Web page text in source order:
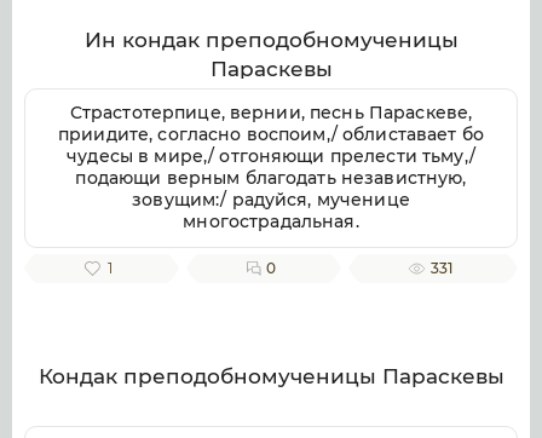
поживше, сподобимся благую кончину
христианскую улучити и Царствие Небесное
наследити. Ей, предстательнице наша благая!
Не посрами упования нашего, еже по Бозе и
Пресвятей Богородице крепкое на Тя
возлагаем, но буди нам ходатаица во
спасение, да сподобимся вкупе с тобою и
всеми святыми в радости блаженства
вечнаго славити во твоем заступлении
великую милость Бога нашего, Отца, и Сына,
и Святаго Духа, ныне и присно, и во веки
веков. Аминь.
Ин кондак преподобномученицы
Параскевы
Страстотерпице, вернии, песнь Параскеве,
приидите, согласно воспоим,/ облиставает бо
чудесы в мире,/ отгоняющи прелести тьму,/
подающи верным благодать независтную,
зовущим:/ радуйся, мученице
многострадальная.
1 0 331
Кондак преподобномученицы Параскевы